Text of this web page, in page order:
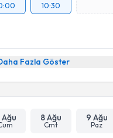
10:30
Fazla Göster
Ağu 8 Ağu
Cmt
9 Ağu
Paz